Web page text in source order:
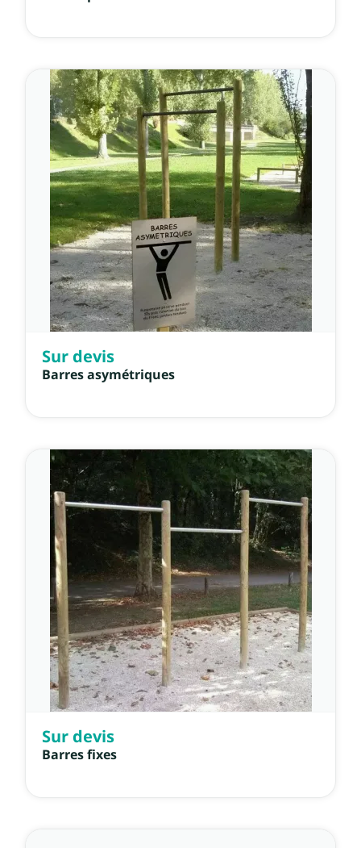
Sur devis
Barres asymétriques
Sur devis
Barres fixes